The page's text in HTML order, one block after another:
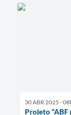
30 ABR 2025 -
Projeto “ABF